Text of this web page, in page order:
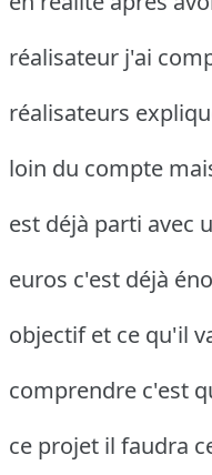
réalisateur j'ai
réalisateurs
loin du compte
est déjà parti avec
euros c'est déjà
objectif et ce qu'il
comprendre c'est
ce projet il faudra